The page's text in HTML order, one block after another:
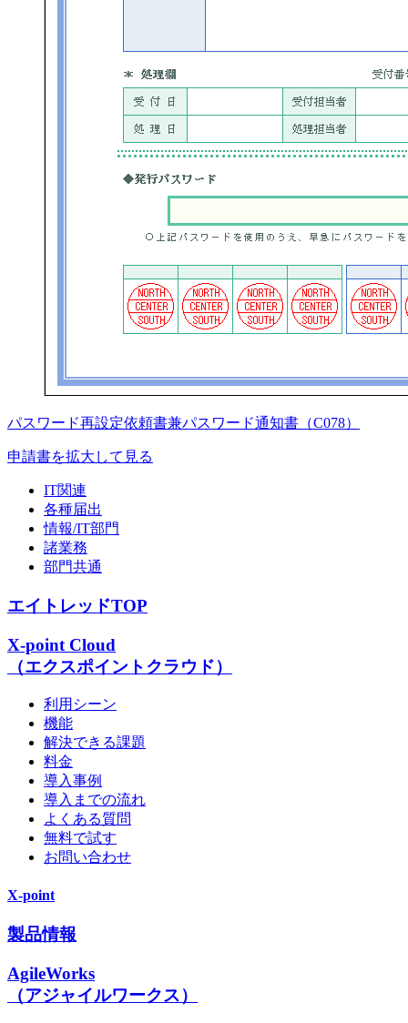
パスワード再設定依頼書兼パスワード通知書（C078）
申請書を拡大して見る
IT関連
各種届出
情報/IT部門
諸業務
部門共通
エイトレッドTOP
X-point Cloud
（エクスポイントクラウド）
利用シーン
機能
解決できる課題
料金
導入事例
導入までの流れ
よくある質問
無料で試す
お問い合わせ
X-point
製品情報
AgileWorks
（アジャイルワークス）